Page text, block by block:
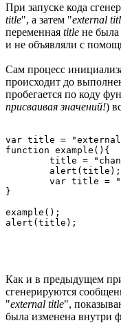
При запуске кода
title", а затем "external
переменная title не
и не объявляли с
Сам процесс
происходит до
пробегается по коду
присваивая значений!)
var title =
function example(){
}
example();
Как и в предыдущем
сгенерируются
"external title",
была изменена внутри